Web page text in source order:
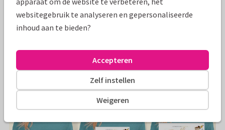
Papiersoort: Kies uit 6 luxe papiersoorten
Adres: Achterop de kaart
Formaten
websitegebruik te analyseren en gepersonaliseerde
inhoud aan te bieden?
Weigeren
Zelf instellen
Accepteren